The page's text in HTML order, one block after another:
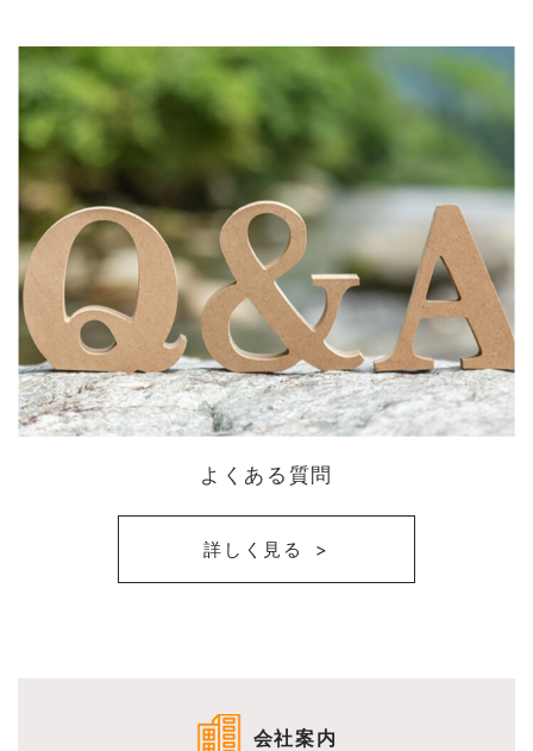
よくある質問
詳しく見る
会社案内